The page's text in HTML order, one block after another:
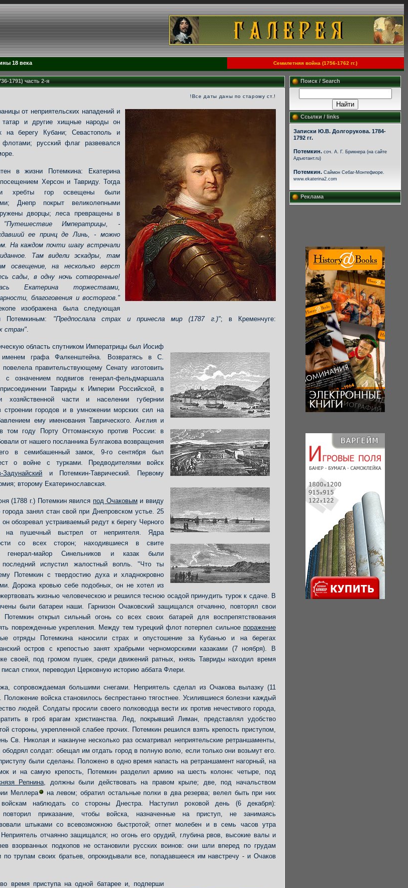
18 века Семилетняя война (1756-1762 гг.)
1791) часть 2-я
!Все даты даны по старому ст.!
от неприятельских нападений и
татар и другие хищные народы он
на берегу Кубани; Севастополь и
русский флаг развевался
в жизни Потемкина: Екатерина
Херсон и Тавриду. Тогда
хребты гор освещены были
Днепр покрыт великолепными
дворцы; леса превращены в
"Путешествие Императрицы, -
ее принц де Линь, - можно
На каждом почти шагу встречали
Там видели эскадры, там
освещение, на несколько верст
сады, в одну ночь сотворенные!
Екатерина торжествами,
благоговения и восторгов."
изображена была следующая
Потемкиным: "Предпослала страх и принесла мир (1787 г.)"; в Кременчуге:
стран"
область спутником Императрицы был Иосиф
графа Фалкенштейна. Возвратясь в С.
повелела правительствующему Сенату изготовить
с означением подвигов генерал-фельдмаршала
Тавриды к Империи Российской, в
хозяйственной части и населении губернии
строении городов и в умножении морских сил на
ему именования Таврического. Англия и
том году Порту Оттоманскую против России: в
от нашего посланника Булгакова возвращения
в семибашенный замок, 9-го сентября был
о войне с турками. Предводителями войск
Задунайский и Потемкин-Таврический. Первому
второму Екатеринославская.
(1788 г.) Потемкин явился под Очаковым и ввиду
города занял стан свой при Днепровском устье. 25
обозревал устраиваемый редут к берегу Черного
на пушечный выстрел от неприятеля. Ядра
со всех сторон; находившиеся в свите
генерал-майор Синельников и казак были
последний испустил жалостный вопль. "Что ты
Потемкин с твердостию духа и хладнокровно
Дорожа кровью себе подобных, он не хотел из
жизнью человеческою и решился тесною осадой принудить турок к сдаче. В
были батареи наши. Гарнизон Очаковский защищался отчаянно, повторял свои
Потемкин открыл сильный огонь со всех своих батарей для воспрепятствования
поврежденные укрепления. Между тем турецкий флот потерпел сильное поражение
отряды Потемкина наносили страх и опустошение за Кубанью и на берегах
остров с крепостью занят храбрыми черноморскими казаками (7 ноября). В
своей, под громом пушек, среди движений ратных, князь Тавриды находил время
стихи, переводил Церковную историю аббата Флери.
сопровождаемая большими снегами. Неприятель сделал из Очакова вылазку (11
Положение войска становилось беспрестанно тягостнее. Усилившиеся болезни каждый
людей. Солдаты просили своего полководца вести их против нечестивого города,
в гроб врагам христианства. Лед, покрывший Лиман, представлял удобство
стороны, укрепленной слабее прочих. Потемкин решился взять крепость приступом,
Св. Николая и накануне несколько раз осматривал неприятельские ретраншаменты,
солдат: обещал им отдать город в полную волю, если только они возьмут его.
были сделаны. Положено в одно время напасть на ретраншамент нагорный, на
и на самую крепость, Потемкин разделил армию на шесть колонн: четыре, под
Репнина , должны были действовать на правом крыле; две, под начальством
Меллера
на левом; обратил остальные полки в два резерва; велел быть при них
наблюдать со стороны Днестра. Наступил роковой день (6 декабря):
повторил приказание, чтобы войска, назначенные на приступ, не занимаясь
штыками со всевозможною быстротой; отпет молебен и в семь часов утра
отчаянно защищался; но огонь его орудий, глубина рвов, высокие валы и
взорванных подкопов не остановили русских воинов: они шли вперед по грудам
по трупам своих братьев, опрокидывали все, попадавшееся им навстречу - и Очаков
время приступа на одной батарее и, подперши
Поиск / Search
Ссылки / links
Записки Ю.В. Долгорукова. 1784-
1792 гг.
Потемкин. соч. А. Г. Брикнера (на сайте
Адъютант.ru)
Потемкин. Саймон Себаг-Монтефиоре.
www.ekaterina2.com
Реклама